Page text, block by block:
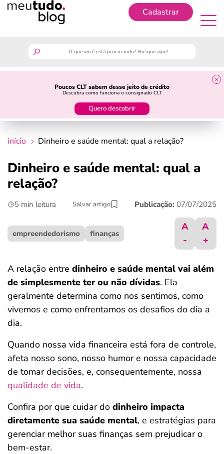
Cadastrar
Poucos CLT sabem desse jeito de crédito
Descubra como funciona o consignado CLT
Quero descobrir
guia do trabalhador
crédito fácil
últimas notícias
ferramentas
início Dinheiro e saúde mental: qual a relação?
Dinheiro e saúde mental: qual a
relação?
5 min leitura Salvar artigo Publicação: 07/07/2025
empreendedorismo finanças
A
-
A
+
A relação entre dinheiro e saúde mental vai além
de simplesmente ter ou não dívidas. Ela
geralmente determina como nos sentimos, como
vivemos e como enfrentamos os desafios do dia a
dia.
Quando nossa vida financeira está fora de controle,
afeta nosso sono, nosso humor e nossa capacidade
de tomar decisões, e, consequentemente, nossa
qualidade de vida.
Confira por que cuidar do dinheiro impacta
diretamente sua saúde mental, e estratégias para
gerenciar melhor suas finanças sem prejudicar o
bem-estar.